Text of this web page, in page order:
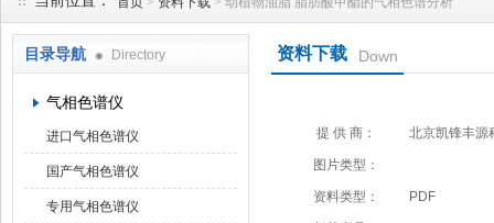
目录导航 Directory
气相色谱仪
进口气相色谱仪
国产气相色谱仪
专用气相色谱仪
资料下载 Down
提 供 商： 北京凯锋丰源
图片类型：
资料类型： PDF